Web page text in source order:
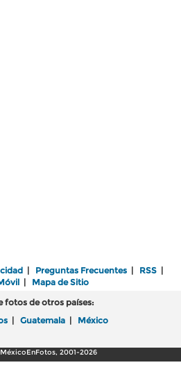
| Preguntas Frecuentes | RSS |
| Mapa de Sitio
fotos de otros países:
| Guatemala | México
2001-2026